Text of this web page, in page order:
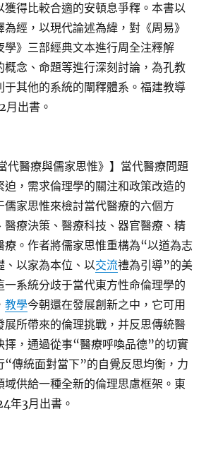
獲得比較合適的安頓息爭釋。本書以
經，以現代論述為緯，對《周易》
學》三部經典文本進行周全注釋解
概念、命題等進行深刻討論，為孔教
于其他的系統的闡釋體系。福建教導
出書。
代醫療與儒家思惟》】當代醫療問題
迫，需求倫理學的關注和政策改造的
儒家思惟來檢討當代醫療的六個方
醫療決策、醫療科技、器官醫療、精
療。作者將儒家思惟重構為“以道為志
、以家為本位、以交流禮為引導”的美
一系統分歧于當代東方性命倫理學的
教學今朝還在發展創新之中，它可用
展所帶來的倫理挑戰，并反思傳統醫
擇，通過從事“醫療呼喚品德”的切實
“傳統面對當下”的自覺反思均衡，力
域供給一種全新的倫理思慮框架。東
年3月出書。